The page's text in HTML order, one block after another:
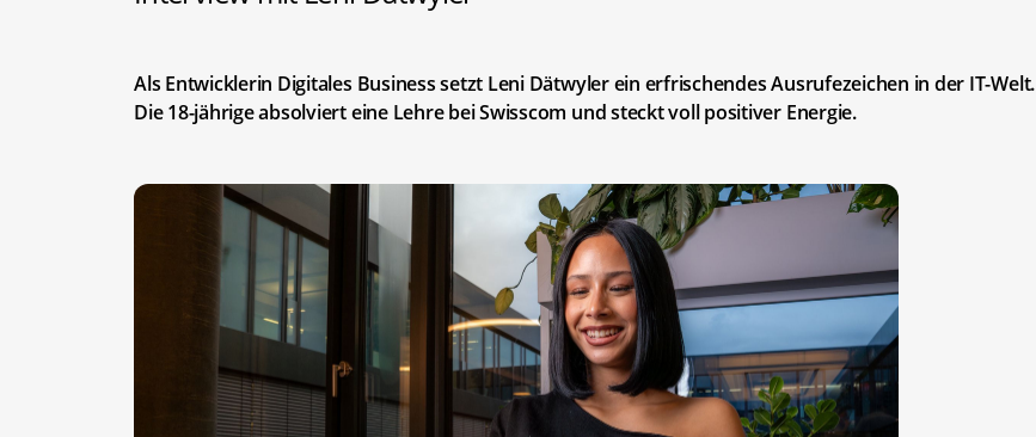
Als Entwicklerin Digitales Business setzt Leni Dätwyler ein erfrischendes Ausrufezeichen in der IT-Welt.
Die 18-jährige absolviert eine Lehre bei Swisscom und steckt voll positiver Energie.